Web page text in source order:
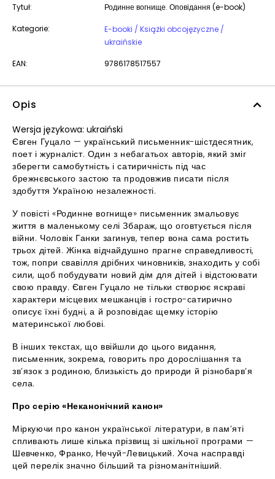
Tytuł: Родинне вогнище. Оповідання (e-book)
Kategorie:
E-booki / Książki obcojęzyczne /
ukraińskie
EAN: 9786178517557
Opis
Wersja językowa: ukraiński
Євген Гуцало — український письменник-шістдесятник,
поет і журналіст. Один з небагатьох авторів, який зміг
зберегти самобутність і сатиричність під час
брежнєвського застою та продовжив писати після
здобуття Україною незалежності.
У повісті «Родинне вогнище» письменник змальовує
життя в маленькому селі Збараж, що оговтується після
війни. Чоловік Ганки загинув, тепер вона сама ростить
трьох дітей. Жінка відчайдушно прагне справедливості,
тож, попри свавілля дрібних чиновників, знаходить у собі
сили, щоб побудувати новий дім для дітей і відстоювати
свою правду. Євген Гуцало не тільки створює яскраві
характери місцевих мешканців і гостро-сатирично
описує їхні будні, а й розповідає щемку історію
материнської любові.
В інших текстах, що ввійшли до цього видання,
письменник, зокрема, говорить про дорослішання та
зв’язок з родиною, близькість до природи й різнобарв’я
села.
Про серію «Неканонічний канон»
Міркуючи про канон української літератури, в пам’яті
спливають лише кілька прізвищ зі шкільної програми —
Шевченко, Франко, Нечуй-Левицький. Хоча насправді
цей перелік значно більший та різноманітніший.